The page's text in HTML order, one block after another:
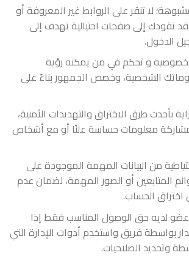
لا تنقر على الروابط غير المعروفة أو
تقودك إلى صفحات احتيالية تهدف إلى
الدخول.
و تحكم في من يمكنه رؤية
الشخصية، وخصص الجمهور بناءً على
بأحدث طرق الاختراق والتهديدات الأمنية،
معلومات حساسة علنًا أو مع أشخاص
من البيانات المهمة الموجودة على
المتابعين أو الصور المهمة، لضمان عدم
الحساب.
لديه حق الوصول المناسب فقط إذا
بواسطة فريق واستخدم أدوات الإدارة التي
وتحديد الصلاحيات.